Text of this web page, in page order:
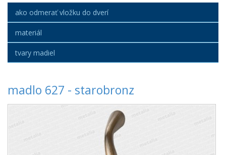
ako odmerať vložku do dverí
materiál
tvary madiel
madlo 627 - starobronz